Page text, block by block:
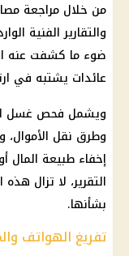
من خلال مراجعة
والتقارير الفنية
ضوء ما كشفت عنه
عائدات يشتبه في
ويشمل فحص غسل
وطرق نقل
إخفاء طبيعة
التقرير، لا تزال
بشأنها.
تفريغ الهواتف